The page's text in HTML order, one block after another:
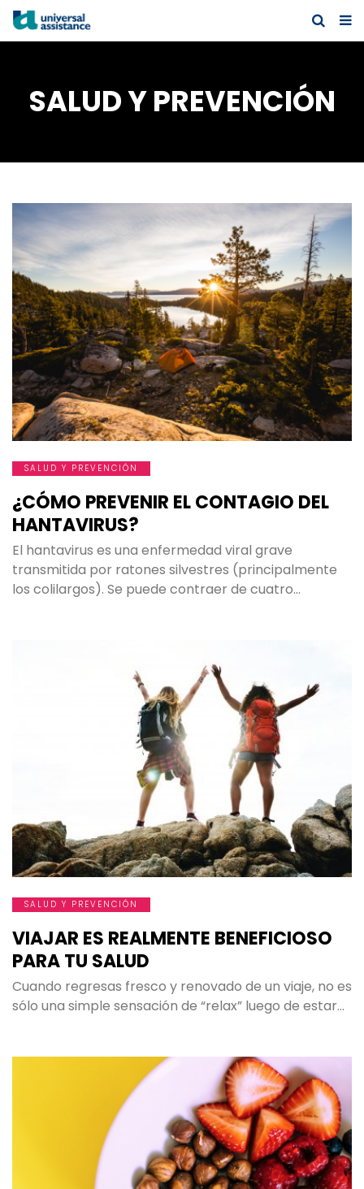
SALUD Y PREVENCIÓN
SALUD Y PREVENCIÓN
¿CÓMO PREVENIR EL CONTAGIO DEL
HANTAVIRUS?
El hantavirus es una enfermedad viral grave
transmitida por ratones silvestres (principalmente
los colilargos). Se puede contraer de cuatro…
SALUD Y PREVENCIÓN
VIAJAR ES REALMENTE BENEFICIOSO
PARA TU SALUD
Cuando regresas fresco y renovado de un viaje, no es
sólo una simple sensación de “relax” luego de estar…